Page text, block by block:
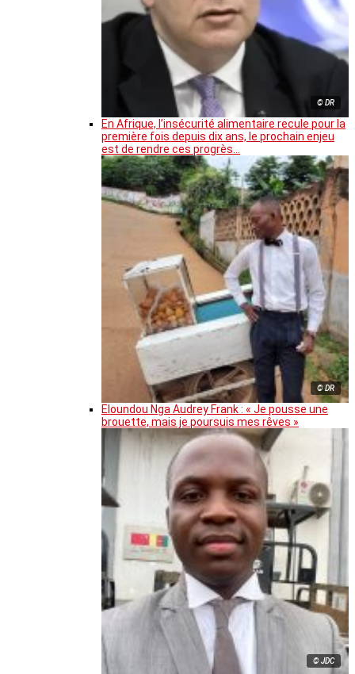
© DR
En Afrique, l’insécurité alimentaire recule pour la
première fois depuis dix ans, le prochain enjeu
est de rendre ces progrès…
© DR
Eloundou Nga Audrey Frank : « Je pousse une
brouette, mais je poursuis mes rêves »
© JDC